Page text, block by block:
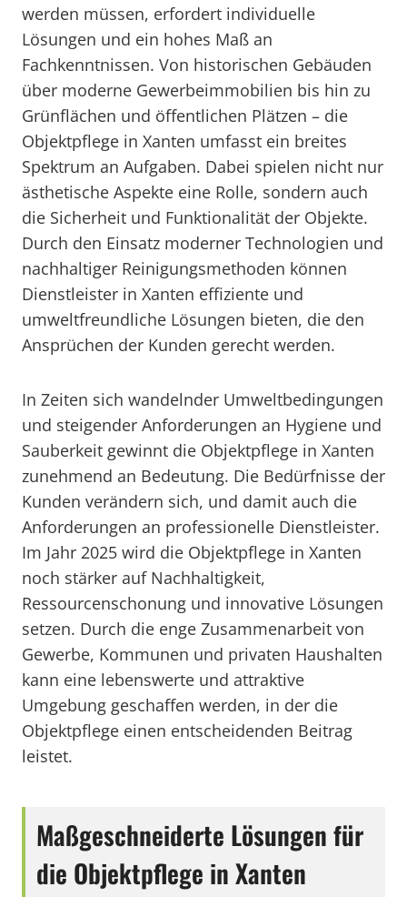
werden müssen, erfordert individuelle
Lösungen und ein hohes Maß an
Fachkenntnissen. Von historischen Gebäuden
über moderne Gewerbeimmobilien bis hin zu
Grünflächen und öffentlichen Plätzen – die
Objektpflege in Xanten umfasst ein breites
Spektrum an Aufgaben. Dabei spielen nicht nur
ästhetische Aspekte eine Rolle, sondern auch
die Sicherheit und Funktionalität der Objekte.
Durch den Einsatz moderner Technologien und
nachhaltiger Reinigungsmethoden können
Dienstleister in Xanten effiziente und
umweltfreundliche Lösungen bieten, die den
Ansprüchen der Kunden gerecht werden.
In Zeiten sich wandelnder Umweltbedingungen
und steigender Anforderungen an Hygiene und
Sauberkeit gewinnt die Objektpflege in Xanten
zunehmend an Bedeutung. Die Bedürfnisse der
Kunden verändern sich, und damit auch die
Anforderungen an professionelle Dienstleister.
Im Jahr 2025 wird die Objektpflege in Xanten
noch stärker auf Nachhaltigkeit,
Ressourcenschonung und innovative Lösungen
setzen. Durch die enge Zusammenarbeit von
Gewerbe, Kommunen und privaten Haushalten
kann eine lebenswerte und attraktive
Umgebung geschaffen werden, in der die
Objektpflege einen entscheidenden Beitrag
leistet.
Maßgeschneiderte Lösungen für
die Objektpflege in Xanten